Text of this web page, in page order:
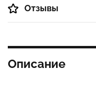
Отзывы
Описание